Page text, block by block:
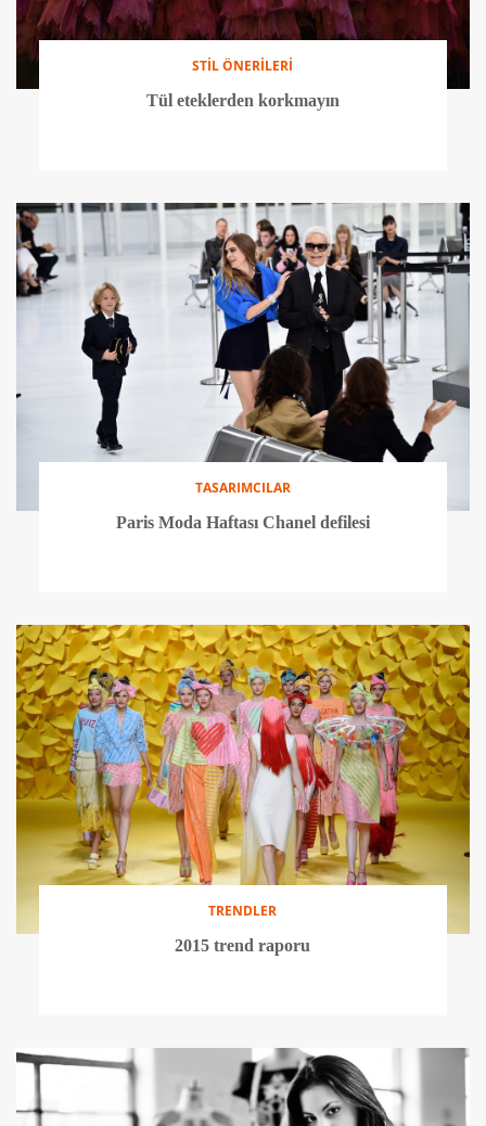
STİL ÖNERİLERİ
Tül eteklerden korkmayın
TASARIMCILAR
Paris Moda Haftası Chanel defilesi
TRENDLER
2015 trend raporu